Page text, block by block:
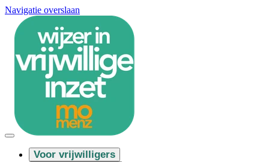
Navigatie overslaan
Voor vrijwilligers